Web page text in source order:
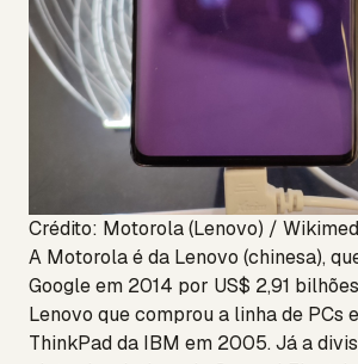
Crédito: Motorola (Lenovo) /
A Motorola é da Lenovo (chinesa),
Google em 2014 por US$ 2,91
Lenovo que comprou a linha de PCs
ThinkPad da IBM em 2005. Já a